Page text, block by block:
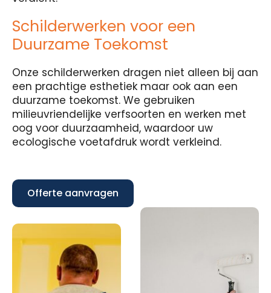
Schilderwerken voor een
Duurzame Toekomst
Onze schilderwerken dragen niet alleen bij aan
een prachtige esthetiek maar ook aan een
duurzame toekomst. We gebruiken
milieuvriendelijke verfsoorten en werken met
oog voor duurzaamheid, waardoor uw
ecologische voetafdruk wordt verkleind.
Offerte aanvragen